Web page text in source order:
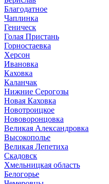
Благодатное
Чаплинка
Геническ
Голая Пристань
Горностаевка
Херсон
Ивановка
Каховка
Каланчак
Нижние Серогозы
Новая Каховка
Новотроицкое
Нововоронцовка
Великая Александровка
Высокополье
Великая Лепетиха
Скадовск
Хмельницкая область
Белогорье